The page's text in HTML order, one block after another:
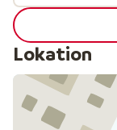
Lokation